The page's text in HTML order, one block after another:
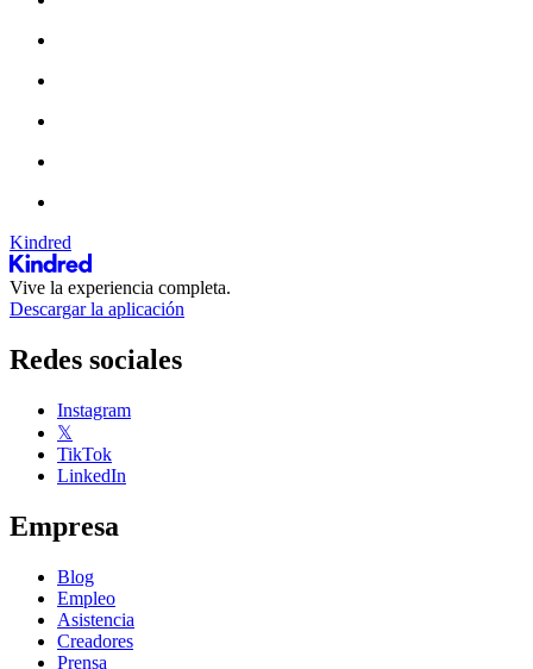
Kindred
Vive la experiencia completa.
Descargar la aplicación
Redes sociales
Instagram
𝕏
TikTok
LinkedIn
Empresa
Blog
Empleo
Asistencia
Creadores
Prensa